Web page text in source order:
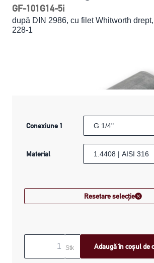
GF-101G14-5i
după DIN 2986, cu filet Whitworth
228-1
Conexiune 1
Material
Resetare selecție
Stk Adaugă în coșul de